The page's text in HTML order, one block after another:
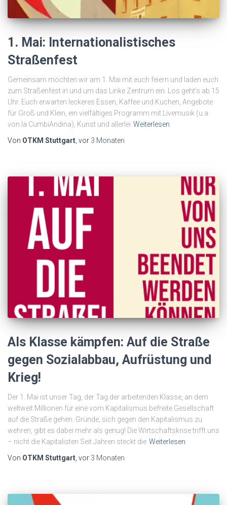
1. Mai: Internationalistisches
Straßenfest
Gemeinsam möchten wir am 1. Mai mit euch feiern und laden euch
zum Straßenfest in und um das Linke Zentrum ein. Los geht’s ab 15
Uhr. Euch erwarten leckeres Essen, Kaffee und Kuchen, Angebote
für Groß und Klein, ein vielfältiges Programm mit Livemusik (u.a.
von la CumbiAndina), Kunst und allerlei Weiterlesen
Von OTKM Stuttgart , vor 3 Monaten
Als Klasse kämpfen: Auf die Straße
gegen Sozialabbau, Aufrüstung und
Krieg!
Der 1. Mai ist unser Tag, der Tag der arbeitenden Klasse, an dem
weltweit Millionen für eine vom Kapitalismus befreite Gesellschaft
auf die Straße gehen. Gründe, sich gegen den Kapitalismus zu
wehren, gibt es dabei mehr als genug! Die Wirtschaftskrise trifft uns
– nicht die Kapitalisten Seit Jahren steckt die Weiterlesen
Von OTKM Stuttgart , vor 3 Monaten